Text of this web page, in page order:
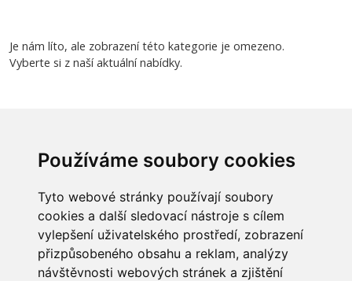
Používáme soubory cookies
Tyto webové stránky používají soubory
cookies a další sledovací nástroje s cílem
vylepšení uživatelského prostředí, zobrazení
přizpůsobeného obsahu a reklam, analýzy
návštěvnosti webových stránek a zjištění
Je nám líto, ale zobrazení této kategorie je omezeno.
Vyberte si z naší aktuální nabídky.
Zpracování a ochrana
osobních údajů
Jak nakupovat
O nás
Kontakt
Reklamace, odstoupení od
Všechna práva vyhrazena
Bravura s.r.o. © 2026
profesionální webové stránky: triangl web